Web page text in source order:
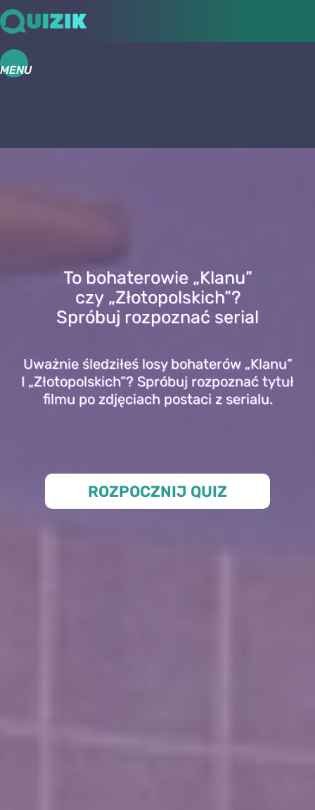
MENU
To bohaterowie „Klanu”
czy „Złotopolskich”?
Spróbuj rozpoznać serial
Uważnie śledziłeś losy bohaterów „Klanu”
I „Złotopolskich”? Spróbuj rozpoznać tytuł
filmu po zdjęciach postaci z serialu.
ROZPOCZNIJ QUIZ